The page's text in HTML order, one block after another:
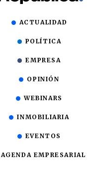
ACTUALIDAD
POLÍTICA
EMPRESA
OPINIÓN
WEBINARS
INMOBILIARIA
EVENTOS
AGENDA EMPRESARIAL